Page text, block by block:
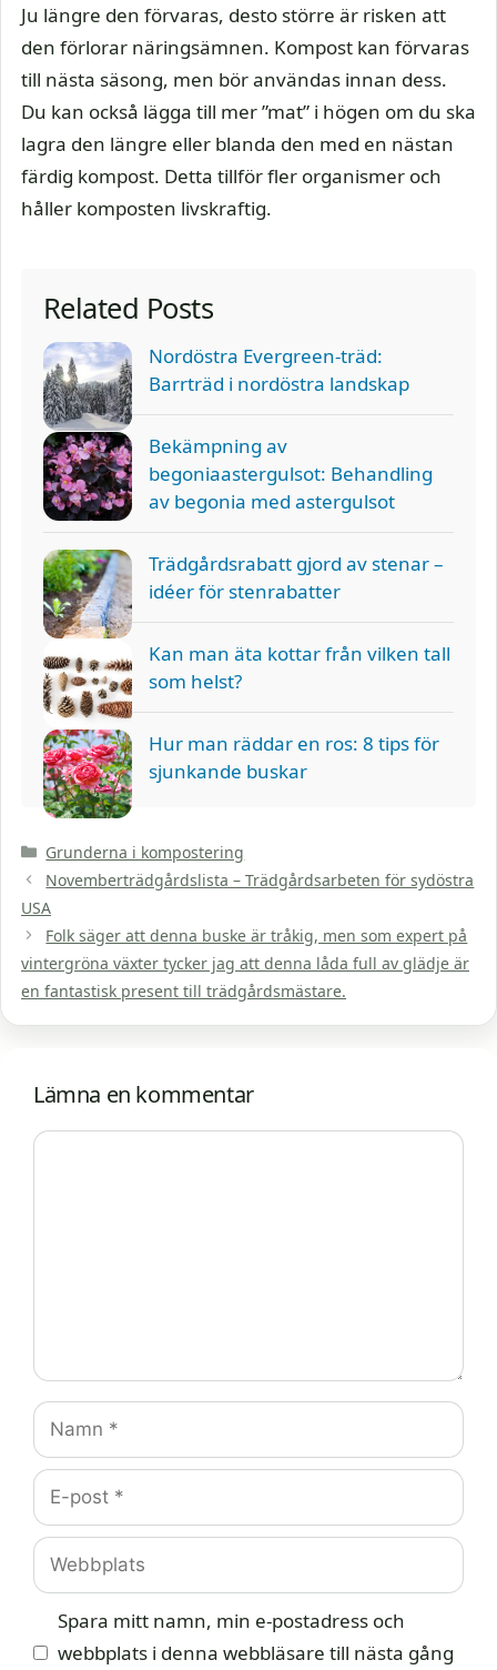
Ju längre den förvaras, desto större är risken att
den förlorar näringsämnen. Kompost kan förvaras
till nästa säsong, men bör användas innan dess.
Du kan också lägga till mer ”mat” i högen om du ska
lagra den längre eller blanda den med en nästan
färdig kompost. Detta tillför fler organismer och
håller komposten livskraftig.
Related Posts
Nordöstra Evergreen-träd:
Barrträd i nordöstra landskap
Bekämpning av
begoniaastergulsot: Behandling
av begonia med astergulsot
Trädgårdsrabatt gjord av stenar –
idéer för stenrabatter
Kan man äta kottar från vilken tall
som helst?
Hur man räddar en ros: 8 tips för
sjunkande buskar
Kategorier
Grunderna i kompostering
Novemberträdgårdslista – Trädgårdsarbeten för sydöstra
USA
Folk säger att denna buske är tråkig, men som expert på
vintergröna växter tycker jag att denna låda full av glädje är
en fantastisk present till trädgårdsmästare.
Lämna en kommentar
Kommentar
Namn
E-
post
Webbplats
Spara mitt namn, min e-postadress och
webbplats i denna webbläsare till nästa gång